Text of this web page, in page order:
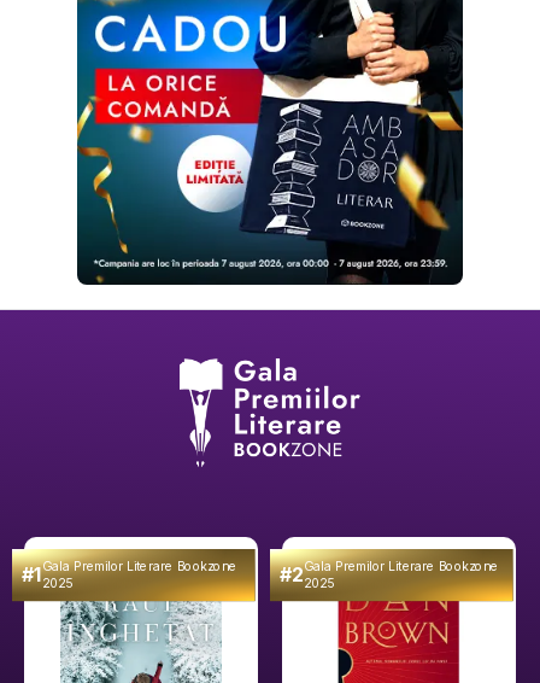
#1Gala Premilor Literare Bookzone
2025 #2Gala Premilor Literare Bookzone
2025